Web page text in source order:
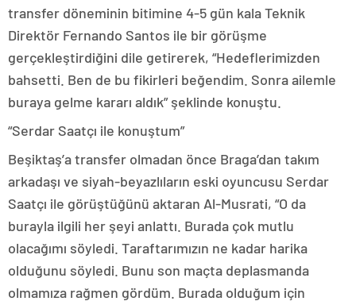
transfer döneminin bitimine 4-5 gün kala Teknik
Direktör Fernando Santos ile bir görüşme
gerçekleştirdiğini dile getirerek, “Hedeflerimizden
bahsetti. Ben de bu fikirleri beğendim. Sonra ailemle
buraya gelme kararı aldık” şeklinde konuştu.
“Serdar Saatçı ile konuştum”
Beşiktaş’a transfer olmadan önce Braga’dan takım
arkadaşı ve siyah-beyazlıların eski oyuncusu Serdar
Saatçı ile görüştüğünü aktaran Al-Musrati, “O da
burayla ilgili her şeyi anlattı. Burada çok mutlu
olacağımı söyledi. Taraftarımızın ne kadar harika
olduğunu söyledi. Bunu son maçta deplasmanda
olmamıza rağmen gördüm. Burada olduğum için